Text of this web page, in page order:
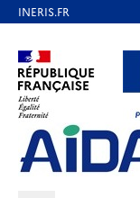
contenu
principal
Aller au contenu
Aller au pied de